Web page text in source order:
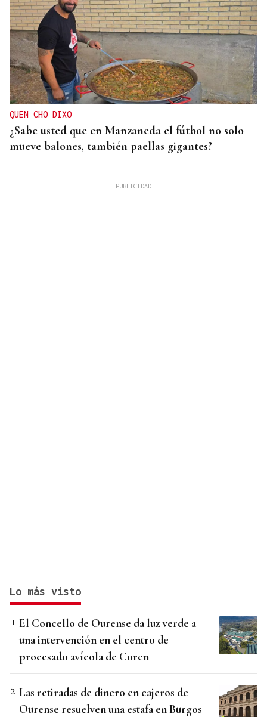
QUEN CHO DIXO
¿Sabe usted que en Manzaneda el fútbol no solo
mueve balones, también paellas gigantes?
Lo más visto
El Concello de Ourense da luz verde a
una intervención en el centro de
procesado avícola de Coren
Las retiradas de dinero en cajeros de
Ourense resuelven una estafa en Burgos